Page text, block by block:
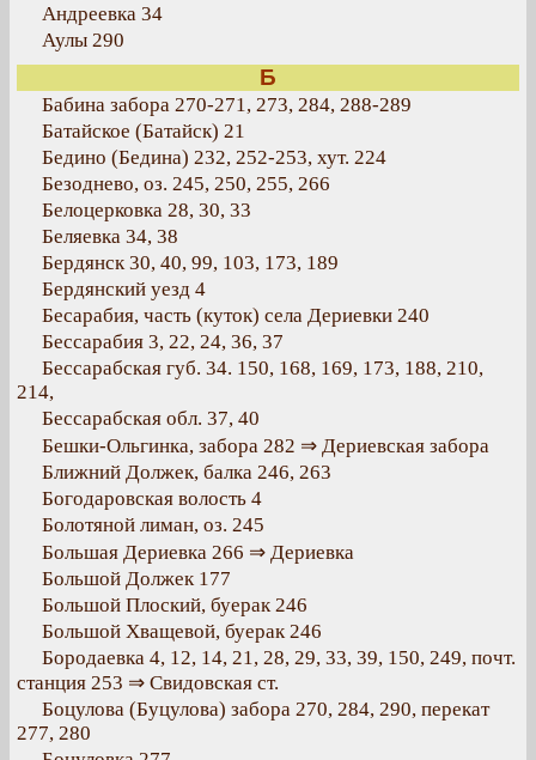
Андреевка 34
Аулы 290
Б
Бабина забора 270-271, 273, 284, 288-289
Батайское (Батайск) 21
Бедино (Бедина) 232, 252-253, хут. 224
Безоднево, оз. 245, 250, 255, 266
Белоцерковка 28, 30, 33
Беляевка 34, 38
Бердянск 30, 40, 99, 103, 173, 189
Бердянский уезд 4
Бесарабия, часть (куток) села Дериевки 240
Бессарабия 3, 22, 24, 36, 37
Бессарабская губ. 34. 150, 168, 169, 173, 188, 210,
214,
Бессарабская обл. 37, 40
Бешки-Ольгинка, забора 282 ⇒ Дериевская забора
Ближний Должек, балка 246, 263
Богодаровская волость 4
Болотяной лиман, оз. 245
Большая Дериевка 266 ⇒ Дериевка
Большой Должек 177
Большой Плоский, буерак 246
Большой Хващевой, буерак 246
Бородаевка 4, 12, 14, 21, 28, 29, 33, 39, 150, 249, почт.
станция 253 ⇒ Свидовская ст.
Боцулова (Буцулова) забора 270, 284, 290, перекат
277, 280